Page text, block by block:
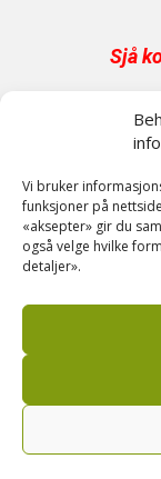
Vi bruker
funksjoner på
«aksepter» gir du
også velge hvilke
detaljer».
Sjå
Har du
Send oss en
Har du